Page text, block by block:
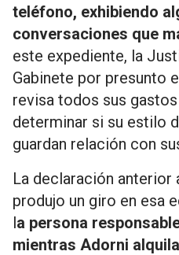
teléfono, exhibiendo
conversaciones que
este expediente, la
Gabinete por presunto
revisa todos sus
determinar si su estilo
guardan relación con
La declaración anterior
produjo un giro en esa
la persona
mientras Adorni